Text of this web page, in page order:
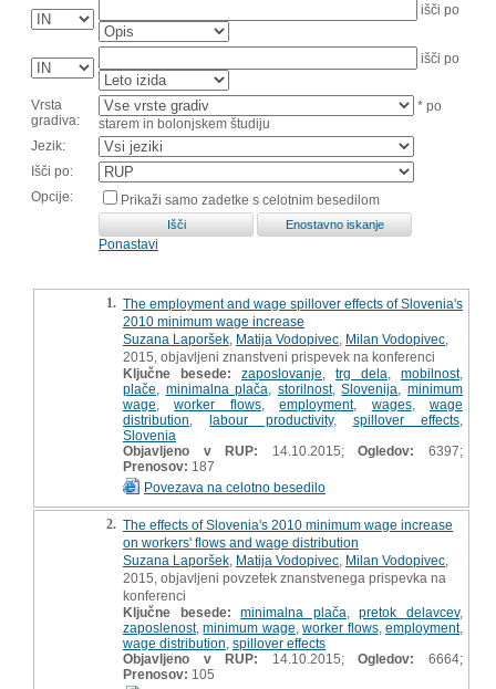
išči po
išči po
Vrsta
gradiva:
* po
starem in bolonjskem študiju
Jezik:
Išči po:
Opcije:
Prikaži samo zadetke s celotnim besedilom
Ponastavi
1. The employment and wage spillover effects of Slovenia's
2010 minimum wage increase
Suzana Laporšek Matija Vodopivec Milan Vodopivec
2015, objavljeni znanstveni prispevek na konferenci
Ključne besede:
zaposlovanje trg dela mobilnost,
plače
minimalna plača storilnost,Slovenija ,minimum
wage ,worker flows,employment, wages,wage
distribution ,labour productivity, spillover effects
Slovenia
Objavljeno v RUP: 14.10.2015;Ogledov:
6397;
Prenosov: 187
Povezava na celotno besedilo
2. The effects of Slovenia's 2010 minimum wage increase
on workers' flows and wage distribution
Suzana Laporšek Matija Vodopivec Milan Vodopivec
2015, objavljeni povzetek znanstvenega prispevka na
konferenci
Ključne besede:
minimalna plača ,pretok delavcev,
zaposlenost,minimum wage ,worker flows,employment,
wage distribution spillover effects
Objavljeno v RUP: 14.10.2015;Ogledov:
6664;
Prenosov: 105